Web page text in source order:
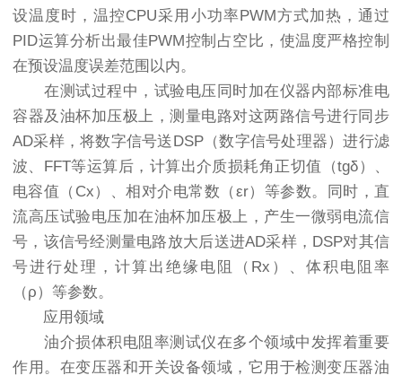
设温度时，温控CPU采用小功率PWM方式加热，通过
PID运算分析出最佳PWM控制占空比，使温度严格控制
在预设温度误差范围以内。
在测试过程中，试验电压同时加在仪器内部标准电
容器及油杯加压极上，测量电路对这两路信号进行同步
AD采样，将数字信号送DSP（数字信号处理器）进行滤
波、FFT等运算后，计算出介质损耗角正切值（tgδ）、
电容值（Cx）、相对介电常数（εr）等参数。同时，直
流高压试验电压加在油杯加压极上，产生一微弱电流信
号，该信号经测量电路放大后送进AD采样，DSP对其信
号进行处理，计算出绝缘电阻（Rx）、体积电阻率
（ρ）等参数。
应用领域
油介损体积电阻率测试仪在多个领域中发挥着重要
作用。在变压器和开关设备领域，它用于检测变压器油